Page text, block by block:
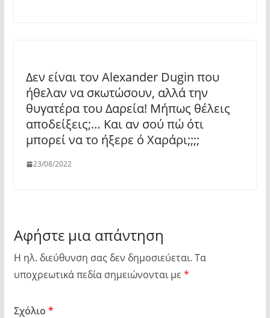
Δεν είναι τον Alexander Dugin που
ήθελαν να σκωτώσουν, αλλά την
θυγατέρα του Δαρεία! Μήπως θέλεις
αποδείξεις;… Και αν σού πώ ότι
μπορεί να το ήξερε ό Χαράρι;;;;
23/08/2022
Αφήστε μια απάντηση
Η ηλ. διεύθυνση σας δεν δημοσιεύεται. Τα
υποχρεωτικά πεδία σημειώνονται με *
Σχόλιο *